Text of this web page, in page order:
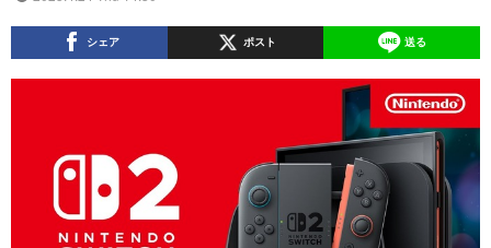
シェア ポスト 送る